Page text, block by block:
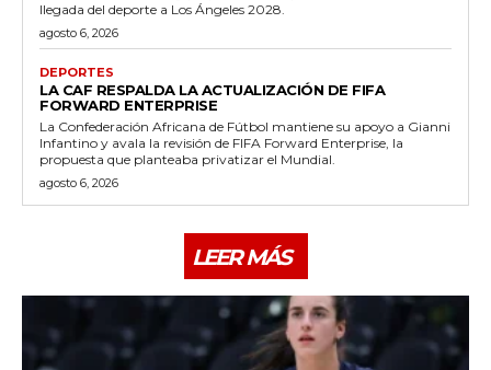
llegada del deporte a Los Ángeles 2028.
agosto 6, 2026
DEPORTES
LA CAF RESPALDA LA ACTUALIZACIÓN DE FIFA
FORWARD ENTERPRISE
La Confederación Africana de Fútbol mantiene su apoyo a Gianni
Infantino y avala la revisión de FIFA Forward Enterprise, la
propuesta que planteaba privatizar el Mundial.
agosto 6, 2026
LEER MÁS